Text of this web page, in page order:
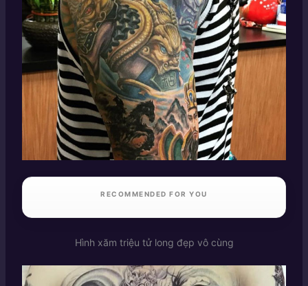
RECOMMENDED FOR YOU
Hình xăm triệu tử long đẹp vô cùng